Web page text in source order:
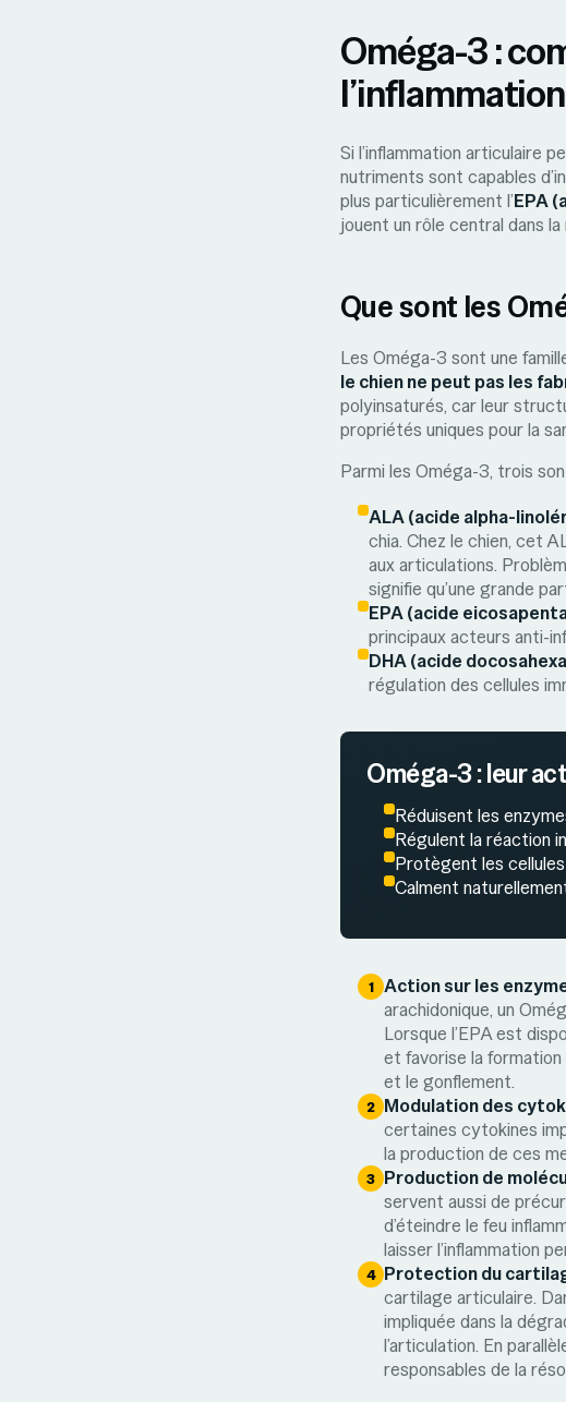
Oméga-3 :
Si l’inflammation articulaire
nutriments sont capables
plus particulièrement l’EPA
jouent un rôle central dans
Que sont les
Les Oméga-3 sont une
le chien ne peut pas les
polyinsaturés, car leur
propriétés uniques pour la
Parmi les Oméga-3, trois
ALA (acide alpha-
chia. Chez le chien, cet
aux articulations.
signifie qu’une grande
EPA (acide
principaux acteurs anti-
DHA (acide
régulation des cellules
Oméga-3 : leur
Réduisent les
Régulent la réaction
Protègent les
Calment
Action sur les
arachidonique, un
Lorsque l’EPA est
et favorise la
et le gonflement.
Modulation des
certaines cytokines
la production de ces
Production de
servent aussi de
d’éteindre le feu
laisser l’inflammation
Protection du
cartilage articulaire.
impliquée dans la
l’articulation. En
responsables de la